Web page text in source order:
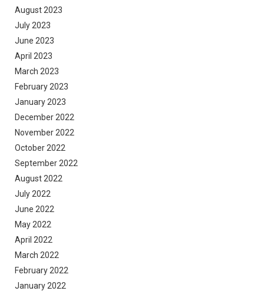
August 2023
July 2023
June 2023
April 2023
March 2023
February 2023
January 2023
December 2022
November 2022
October 2022
September 2022
August 2022
July 2022
June 2022
May 2022
April 2022
March 2022
February 2022
January 2022